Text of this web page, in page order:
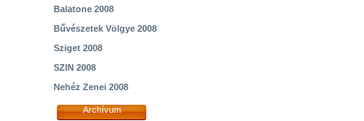
Balatone 2008
Bűvészetek Völgye 2008
Sziget 2008
SZIN 2008
Nehéz Zenei 2008
Archívum